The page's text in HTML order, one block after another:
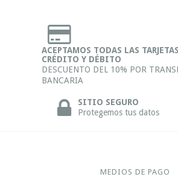
ACEPTAMOS TODAS LAS
CRÉDITO Y DÉBITO
DESCUENTO DEL 10% POR
BANCARIA
SITIO SEGURO
Protegemos tus datos
MEDIOS DE PAGO